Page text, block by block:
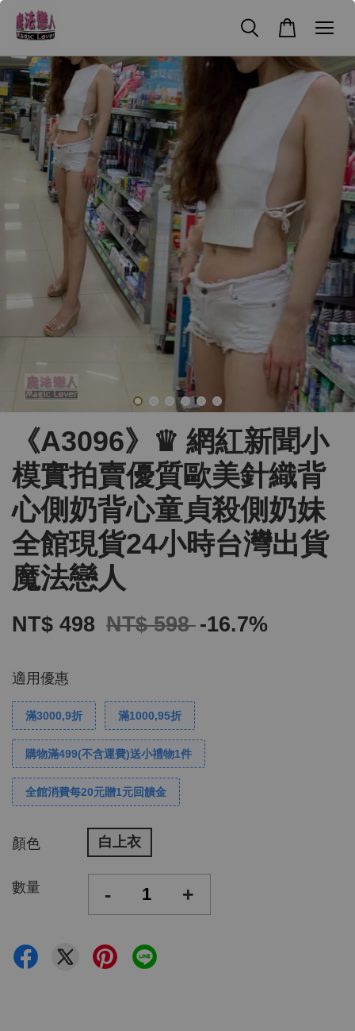
《A3096》♛ 網紅新聞小
模實拍賣優質歐美針織背
心側奶背心童貞殺側奶妹
全館現貨24小時台灣出貨
魔法戀人
NT$ 498 NT$ 598 -16.7%
適用優惠
滿3000,9折 滿1000,95折
購物滿499(不含運費)送小禮物1件
全館消費每20元贈1元回饋金
顏色 白上衣
數量 - +